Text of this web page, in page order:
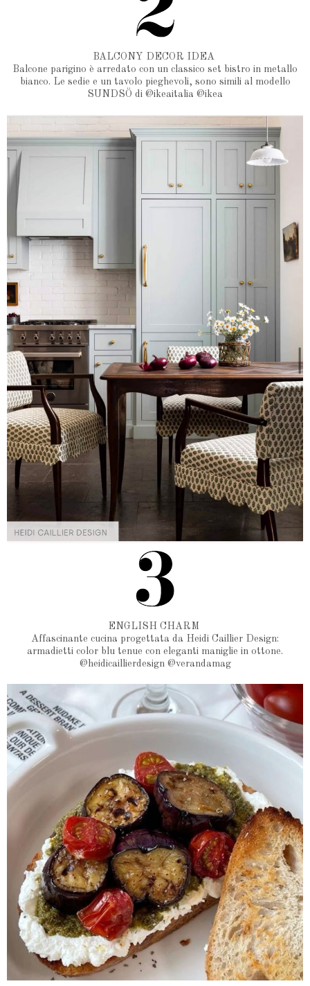
BALCONY DECOR IDEA
Balcone parigino è arredato con un classico set bistro in metallo
bianco. Le sedie e un tavolo pieghevoli, sono simili al modello
SUNDSÖ di @ikeaitalia @ikea
ENGLISH CHARM
Affascinante cucina progettata da Heidi Caillier Design:
armadietti color blu tenue con eleganti maniglie in ottone.
@heidicaillierdesign @verandamag